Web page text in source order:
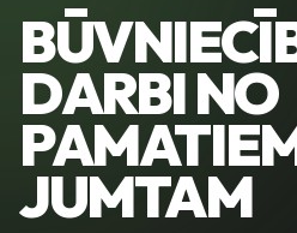
DARBI NO
JUMTAM